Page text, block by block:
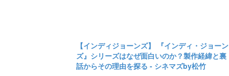
【インディジョーンズ】 『インディ・ジョーン
ズ』シリーズはなぜ面白いのか？製作経緯と裏
話からその理由を探る - シネマズby松竹